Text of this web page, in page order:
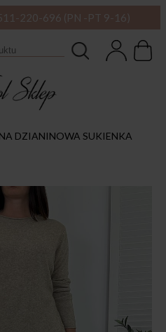
220-696 (PN -PT 9-16)
DZIANINOWA SUKIENKA